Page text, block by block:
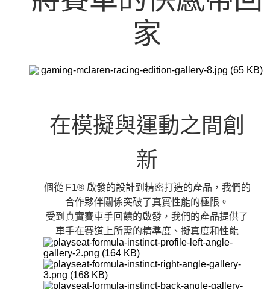
家
在模擬與運動之間創
新
個從 F1® 啟發的設計到精密打造的產品，我們的
合作夥伴關係突破了真實性能的極限。
受到真實賽車手回饋的啟發，我們的產品提供了
車手在賽道上所需的精準度、擬真度和性能